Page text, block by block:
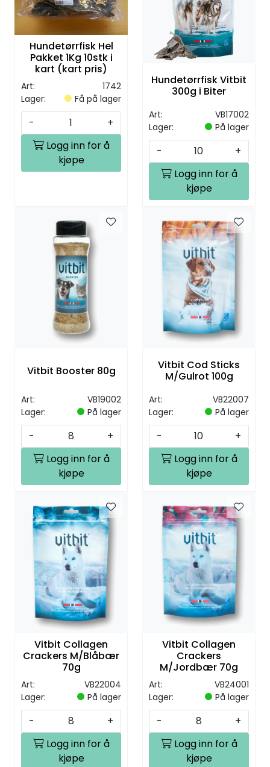
Hundetørrfisk Hel
Pakket 1Kg 10stk i
kart (kart pris)
Art:
1742
Lager:
Få på lager
-
+
Logg inn for å
kjøpe
Hundetørrfisk Vitbit
300g i Biter
Art:
VB17002
Lager:
På lager
-
+
Logg inn for å
kjøpe
Vitbit Booster 80g
Art:
VB19002
Lager:
På lager
-
+
Logg inn for å
kjøpe
Vitbit Cod Sticks
M/Gulrot 100g
Art:
VB22007
Lager:
På lager
-
+
Logg inn for å
kjøpe
Vitbit Collagen
Crackers M/Blåbær
70g
Art:
VB22004
Lager:
På lager
-
+
Logg inn for å
kjøpe
Vitbit Collagen
Crackers
M/Jordbær 70g
Art:
VB24001
Lager:
På lager
-
+
Logg inn for å
kjøpe